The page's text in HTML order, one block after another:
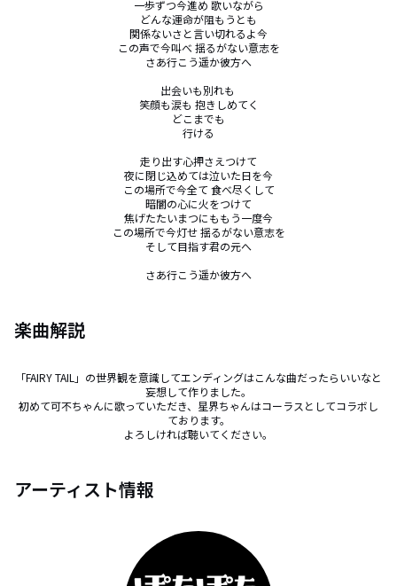
一歩ずつ今進め 歌いながら
どんな運命が阻もうとも
関係ないさと言い切れるよ今
この声で今叫べ 揺るがない意志を
さあ行こう遥か彼方へ
出会いも別れも
笑顔も涙も 抱きしめてく
どこまでも
行ける
走り出す心押さえつけて
夜に閉じ込めては泣いた日を今
この場所で今全て 食べ尽くして
暗闇の心に火をつけて
焦げたたいまつにももう一度今
この場所で今灯せ 揺るがない意志を
そして目指す君の元へ
さあ行こう遥か彼方へ
楽曲解説
「FAIRY TAIL」の世界観を意識してエンディングはこんな曲だったらいいなと
妄想して作りました。
初めて可不ちゃんに歌っていただき、星界ちゃんはコーラスとしてコラボし
ております。
よろしければ聴いてください。
アーティスト情報